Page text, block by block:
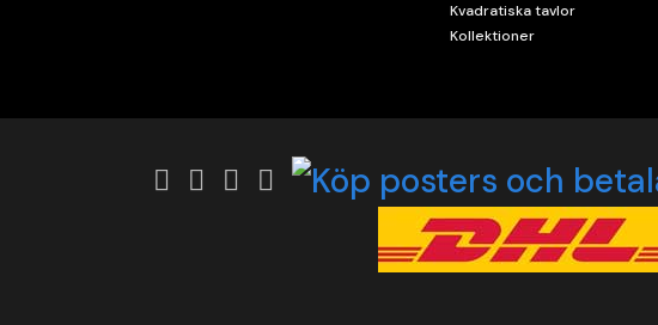
Kvadratiska tavlor
Kollektioner